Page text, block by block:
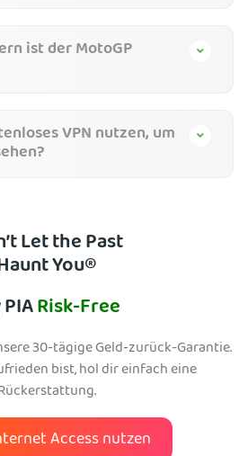
ist der MotoGP
VPN nutzen, um
Let the Past
You®
Risk-Free
30-tägige Geld-zurück-Garantie.
bist, hol dir einfach eine
Access nutzen